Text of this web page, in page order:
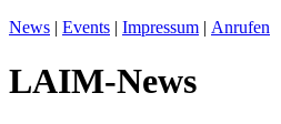
News | Events | Impressum | Anrufen
LAIM-News